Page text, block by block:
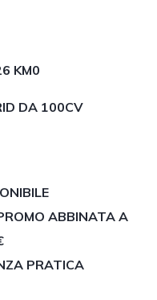
KM0
DA 100CV
ABBINATA A
PRATICA